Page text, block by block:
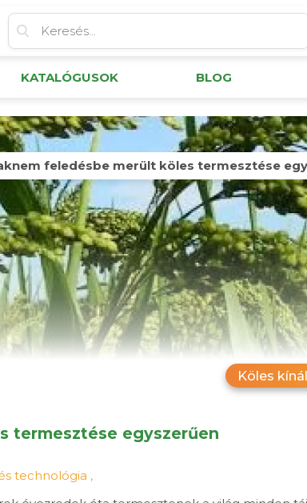
KATALÓGUSOK BLOG
feledésbe merült köles termesztése
Köles
termesztése egyszerűen
technológia ,